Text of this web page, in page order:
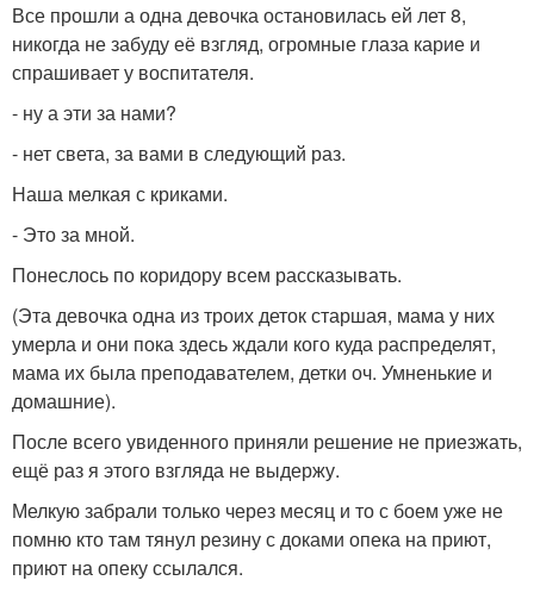
Все прошли а одна девочка остановилась ей лет 8,
никогда не забуду её взгляд, огромные глаза карие и
спрашивает у воспитателя.
- ну а эти за нами?
- нет света, за вами в следующий раз.
Наша мелкая с криками.
- Это за мной.
Понеслось по коридору всем рассказывать.
(Эта девочка одна из троих деток старшая, мама у них
умерла и они пока здесь ждали кого куда распределят,
мама их была преподавателем, детки оч. Умненькие и
домашние).
После всего увиденного приняли решение не приезжать,
ещё раз я этого взгляда не выдержу.
Мелкую забрали только через месяц и то с боем уже не
помню кто там тянул резину с доками опека на приют,
приют на опеку ссылался.